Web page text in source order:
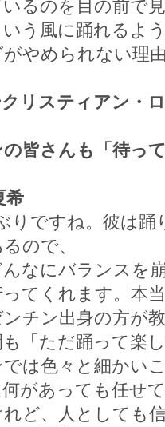
るのを目の前で
いう風に踊れるよ
やめられない理
クリスティアン・
の皆さんも「待っ
希
りですね。彼は
ので、
なにバランスを
てくれます。本
ンチン出身の方が
も「ただ踊って楽
では色々と細かい
があっても任せ
ど、人としても